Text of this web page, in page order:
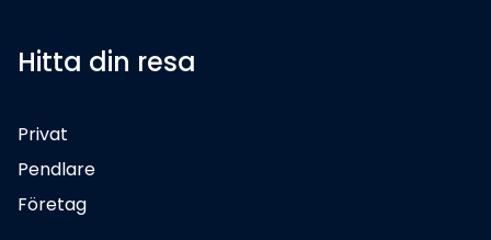
Hitta din resa
Privat
Pendlare
Företag